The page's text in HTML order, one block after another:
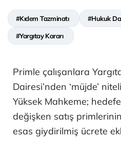
#Kıdem Tazminatı #Hukuk
#Yargıtay Kararı
Primle çalışanlara
Dairesi’nden ‘müjde’
Yüksek Mahkeme;
değişken satış
esas giydirilmiş ücrete